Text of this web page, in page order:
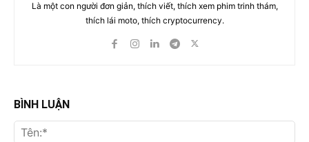
Là một con người đơn giản, thích viết, thích xem phim trinh thám,
thích lái moto, thích cryptocurrency.
BÌNH LUẬN